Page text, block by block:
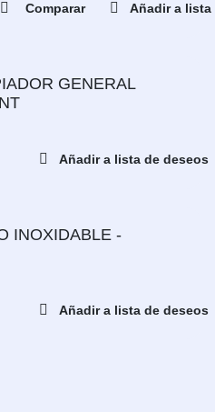
Comparar Añadir a lista
GENERAL
Añadir a lista de deseos
INOXIDABLE -
Añadir a lista de deseos